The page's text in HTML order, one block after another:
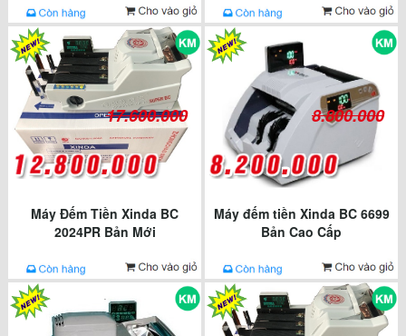
17.600.000
Máy Đếm Tiền Xinda BC
2024PR Bản Mới
8.800.000
Máy đếm tiền Xinda BC 6699
Bản Cao Cấp